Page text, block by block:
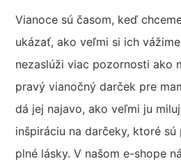
Vianoce sú časom, keď
ukázať, ako veľmi si ich
nezaslúži viac pozornosti ako
pravý vianočný darček pre
dá jej najavo, ako veľmi ju
inšpiráciu na darčeky, ktoré
plné lásky. V našom e-shope